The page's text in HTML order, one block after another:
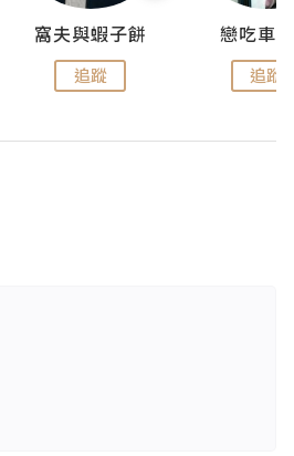
窩夫與蝦子餅
追蹤
戀吃車
追蹤